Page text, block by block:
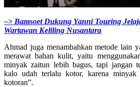
–> Bamsoet Dukung Yanni Touring
Wartawan Keliling Nusantara
Ahmad juga menambahkan metode lain
merawat bahan kulit, yaitu
minyak zaitun lebih bagus, tapi jangan
kalo udah terlalu kotor, karena minyak
kotoran”.